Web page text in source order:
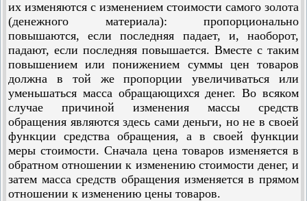
их изменяются с изменением стоимости самого золота
(денежного материала): пропорционально
повышаются, если последняя падает, и, наоборот,
падают, если последняя повышается. Вместе с таким
повышением или понижением суммы цен товаров
должна в той же пропорции увеличиваться или
уменьшаться масса обращающихся денег. Во всяком
случае причиной изменения массы средств
обращения являются здесь сами деньги, но не в своей
функции средства обращения, а в своей функции
меры стоимости. Сначала цена товаров изменяется в
обратном отношении к изменению стоимости денег, и
затем масса средств обращения изменяется в прямом
отношении к изменению цены товаров.